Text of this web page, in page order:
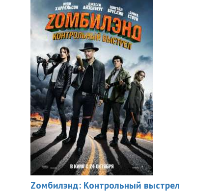
Zомбилэнд: Контрольный выстрел